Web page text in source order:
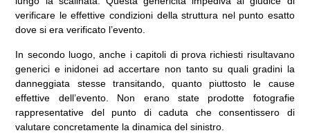
verificare le effettive condizioni della struttura nel punto esatto
dove si era verificato l’evento.
In secondo luogo, anche i capitoli di prova richiesti risultavano
generici e inidonei ad accertare non tanto su quali gradini la
danneggiata stesse transitando, quanto piuttosto le cause
effettive dell’evento. Non erano state prodotte fotografie
rappresentative del punto di caduta che consentissero di
valutare concretamente la dinamica del sinistro.